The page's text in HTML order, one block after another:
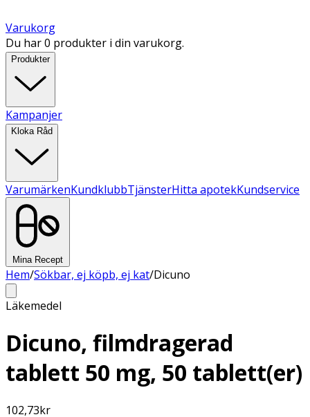
Varukorg
Du har 0 produkter i din varukorg.
Produkter
Kampanjer
Kloka Råd
VarumärkenKundklubbTjänsterHitta apotekKundservice
Mina Recept
Hem/Sökbar, ej köpb, ej kat/Dicuno
Läkemedel
Dicuno, filmdragerad
tablett 50 mg, 50 tablett(er)
102,73kr